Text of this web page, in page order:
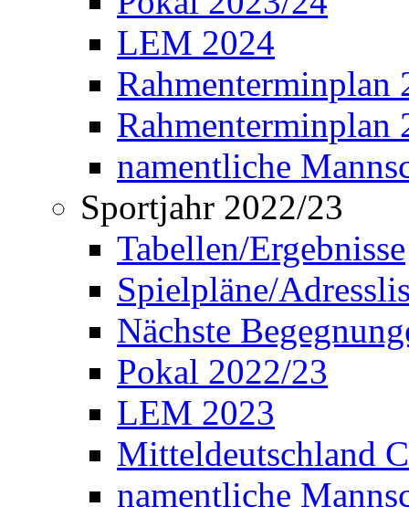
LEM 2024
Rahmenterminplan
Rahmenterminplan
namentliche
Sportjahr 2022/23
Tabellen/Ergebnisse
Spielpläne/
Nächste
Pokal 2022/23
LEM 2023
Mitteldeutschland
namentliche